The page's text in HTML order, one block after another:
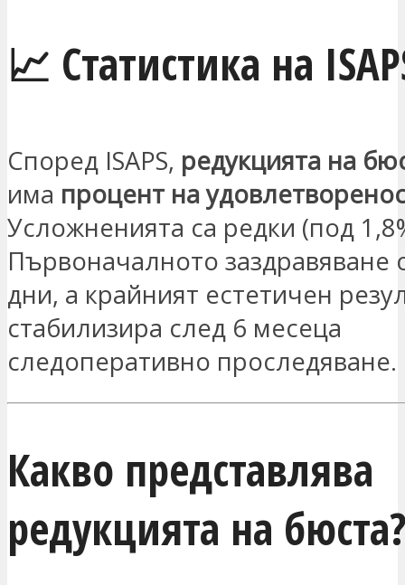
📈 Статистика на
Според ISAPS, редукцията на
има процент на
Усложненията са редки (под
Първоначалното заздравяване
дни, а крайният естетичен
стабилизира след 6 месеца
следоперативно проследяване.
Какво представлява
редукцията на